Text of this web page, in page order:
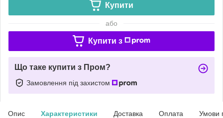
Купити
або
Купити з
Що таке купити з Пром?
Замовлення під захистом
Опис Характеристики Доставка Оплата Умови